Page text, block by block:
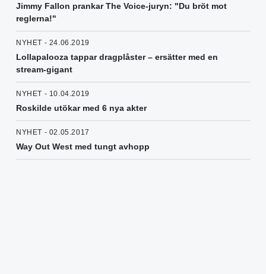
Jimmy Fallon prankar The Voice-juryn: "Du bröt mot
reglerna!"
NYHET - 24.06.2019
Lollapalooza tappar dragplåster – ersätter med en
stream-gigant
NYHET - 10.04.2019
Roskilde utökar med 6 nya akter
NYHET - 02.05.2017
Way Out West med tungt avhopp